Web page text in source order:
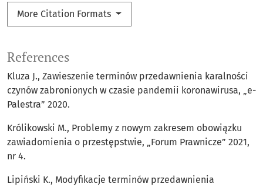
More Citation Formats
References
Kluza J., Zawieszenie terminów przedawnienia karalności
czynów zabronionych w czasie pandemii koronawirusa, „e-
Palestra” 2020.
Królikowski M., Problemy z nowym zakresem obowiązku
zawiadomienia o przestępstwie, „Forum Prawnicze” 2021,
nr 4.
Lipiński K., Modyfikacje terminów przedawnienia